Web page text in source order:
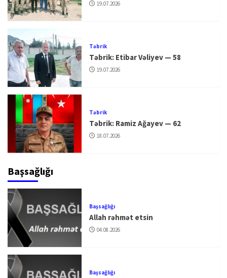
19.07.2026
Təbrik
Təbrik: Etibar Vəliyev — 58
19.07.2026
Təbrik
Təbrik: Ramiz Ağayev — 62
18.07.2026
Başsağlığı
Başsağlığı
Allah rəhmət etsin
04.08.2026
Başsağlığı